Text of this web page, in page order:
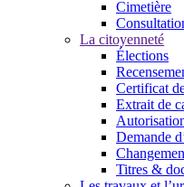
Cimetière
La citoyenneté
Élections
Certificat
Extrait de
Demande
Titres &